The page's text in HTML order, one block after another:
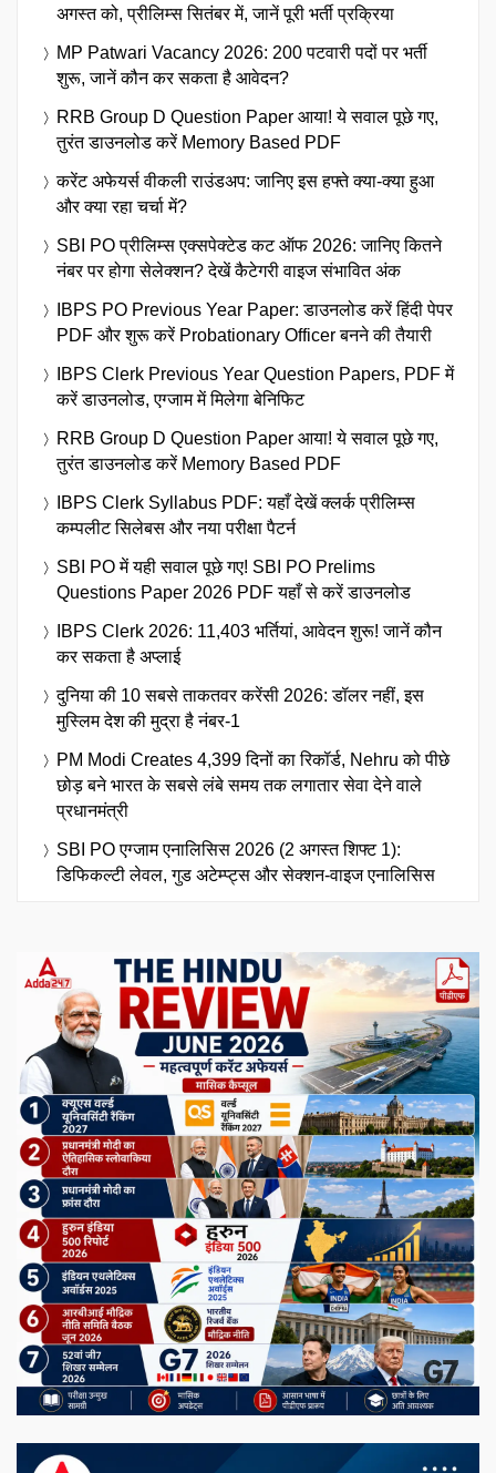
अगस्त को, प्रीलिम्स सितंबर में, जानें पूरी भर्ती प्रक्रिया
MP Patwari Vacancy 2026: 200 पटवारी पदों पर भर्ती
शुरू, जानें कौन कर सकता है आवेदन?
RRB Group D Question Paper आया! ये सवाल पूछे गए,
तुरंत डाउनलोड करें Memory Based PDF
करेंट अफेयर्स वीकली राउंडअप: जानिए इस हफ्ते क्या-क्या हुआ
और क्या रहा चर्चा में?
SBI PO प्रीलिम्स एक्सपेक्टेड कट ऑफ 2026: जानिए कितने
नंबर पर होगा सेलेक्शन? देखें कैटेगरी वाइज संभावित अंक
IBPS PO Previous Year Paper: डाउनलोड करें हिंदी पेपर
PDF और शुरू करें Probationary Officer बनने की तैयारी
IBPS Clerk Previous Year Question Papers, PDF में
करें डाउनलोड, एग्जाम में मिलेगा बेनिफिट
RRB Group D Question Paper आया! ये सवाल पूछे गए,
तुरंत डाउनलोड करें Memory Based PDF
IBPS Clerk Syllabus PDF: यहाँ देखें क्लर्क प्रीलिम्स
कम्पलीट सिलेबस और नया परीक्षा पैटर्न
SBI PO में यही सवाल पूछे गए! SBI PO Prelims
Questions Paper 2026 PDF यहाँ से करें डाउनलोड
IBPS Clerk 2026: 11,403 भर्तियां, आवेदन शुरू! जानें कौन
कर सकता है अप्लाई
दुनिया की 10 सबसे ताकतवर करेंसी 2026: डॉलर नहीं, इस
मुस्लिम देश की मुद्रा है नंबर-1
PM Modi Creates 4,399 दिनों का रिकॉर्ड, Nehru को पीछे
छोड़ बने भारत के सबसे लंबे समय तक लगातार सेवा देने वाले
प्रधानमंत्री
SBI PO एग्जाम एनालिसिस 2026 (2 अगस्त शिफ्ट 1):
डिफिकल्टी लेवल, गुड अटेम्प्ट्स और सेक्शन-वाइज एनालिसिस